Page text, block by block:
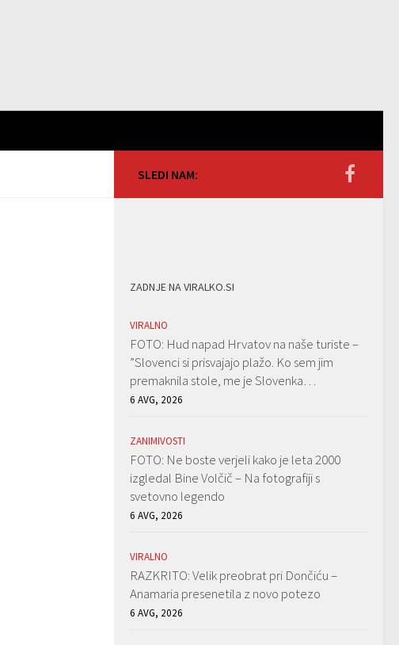
SLEDI NAM:
ZADNJE NA VIRALKO.SI
VIRALNO
FOTO: Hud napad Hrvatov na naše turiste –
”Slovenci si prisvajajo plažo. Ko sem jim
premaknila stole, me je Slovenka…
6 AVG, 2026
ZANIMIVOSTI
FOTO: Ne boste verjeli kako je leta 2000
izgledal Bine Volčič – Na fotografiji s
svetovno legendo
6 AVG, 2026
VIRALNO
RAZKRITO: Velik preobrat pri Dončiću –
Anamaria presenetila z novo potezo
6 AVG, 2026